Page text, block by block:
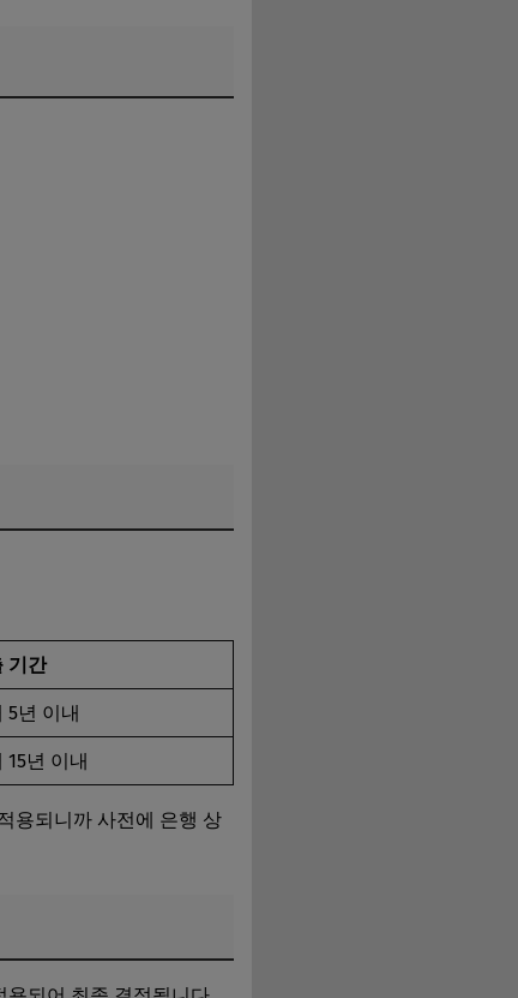
기간
5년 이내
15년 이내
용되니까 사전에 은행 상